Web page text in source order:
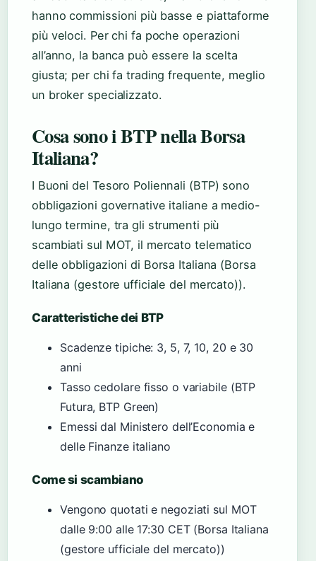
hanno commissioni più basse e piattaforme
più veloci. Per chi fa poche operazioni
all’anno, la banca può essere la scelta
giusta; per chi fa trading frequente, meglio
un broker specializzato.
Cosa sono i BTP nella Borsa
Italiana?
I Buoni del Tesoro Poliennali (BTP) sono
obbligazioni governative italiane a medio-
lungo termine, tra gli strumenti più
scambiati sul MOT, il mercato telematico
delle obbligazioni di Borsa Italiana (Borsa
Italiana (gestore ufficiale del mercato)).
Caratteristiche dei BTP
Scadenze tipiche: 3, 5, 7, 10, 20 e 30
anni
Tasso cedolare fisso o variabile (BTP
Futura, BTP Green)
Emessi dal Ministero dell’Economia e
delle Finanze italiano
Come si scambiano
Vengono quotati e negoziati sul MOT
dalle 9:00 alle 17:30 CET (Borsa Italiana
(gestore ufficiale del mercato))